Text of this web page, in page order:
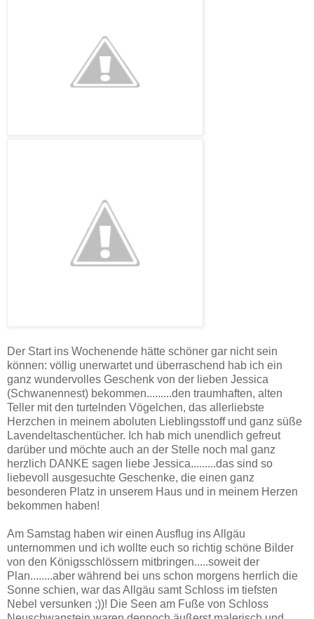
Der Start ins Wochenende hätte schöner gar nicht sein
können: völlig unerwartet und überraschend hab ich ein
ganz wundervolles Geschenk von der lieben Jessica
(Schwanennest) bekommen.........den traumhaften, alten
Teller mit den turtelnden Vögelchen, das allerliebste
Herzchen in meinem aboluten Lieblingsstoff und ganz süße
Lavendeltaschentücher. Ich hab mich unendlich gefreut
darüber und möchte auch an der Stelle noch mal ganz
herzlich DANKE sagen liebe Jessica.........das sind so
liebevoll ausgesuchte Geschenke, die einen ganz
besonderen Platz in unserem Haus und in meinem Herzen
bekommen haben!
Am Samstag haben wir einen Ausflug ins Allgäu
unternommen und ich wollte euch so richtig schöne Bilder
von den Königsschlössern mitbringen.....soweit der
Plan........aber während bei uns schon morgens herrlich die
Sonne schien, war das Allgäu samt Schloss im tiefsten
Nebel versunken ;))! Die Seen am Fuße von Schloss